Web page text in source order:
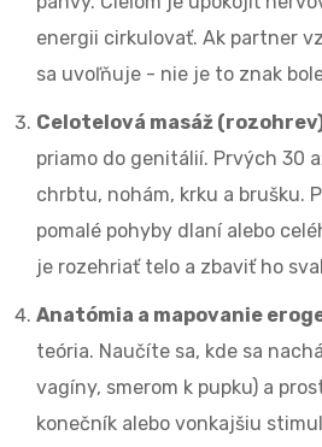
energii cirkulovať. Ak partner
sa uvoľňuje - nie je to znak
Celotelová masáž
priamo do genitálií. Prvých 30
chrbtu, nohám, krku a brušku.
pomalé pohyby dlaní alebo
je rozehriať telo a zbaviť ho
Anatómia a mapovanie
teória. Naučíte sa, kde sa
vagíny, smerom k pupku) a
konečník alebo vonkajšiu